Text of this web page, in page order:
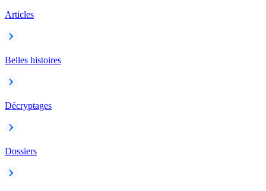
Articles
Belles histoires
Décryptages
Dossiers